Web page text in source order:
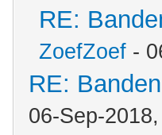
RE:
ZoefZoef -
RE:
06-Sep-